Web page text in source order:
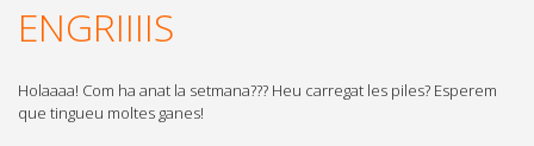
ENGRIIIIS
Holaaaa! Com ha anat la setmana??? Heu carregat les piles? Esperem
que tingueu moltes ganes!